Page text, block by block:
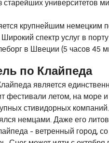
старейших университетов
крупнейшим
Широкий спектр услуг в
в Швеции (5 часов 45
по Клайпеда
является
фестивали летом, на море
стивидорных
немцами. Даже его
- ветренный город,